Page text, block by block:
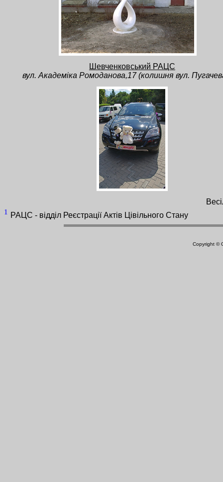
Шевченковський РАЦС
вул. Академіка Ромоданова,17 (колишня вул.
1 РАЦС - відділ Реєстрації Актів Цівільного Стану
Copyright ©